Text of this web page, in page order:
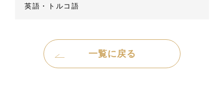
英語・トルコ語
一覧に戻る